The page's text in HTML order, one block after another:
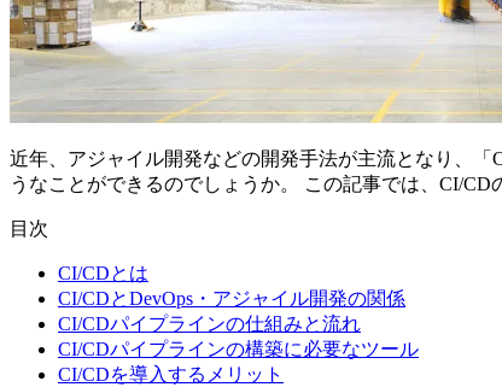
近年、アジャイル開発などの開発手法が主流となり、
うなことができるのでしょうか。 この記事では、CI/
目次
CI/CDとは
CI/CDとDevOps・アジャイル開発の関係
CI/CDパイプラインの仕組みと流れ
CI/CDパイプラインの構築に必要なツール
CI/CDを導入するメリット